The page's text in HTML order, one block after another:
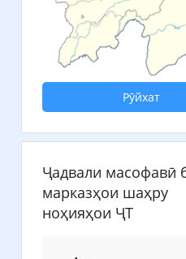
Рӯйхат
Ҷадвали масофавӣ
марказҳои шаҳру
ноҳияҳои ҶТ